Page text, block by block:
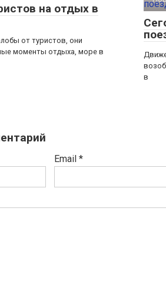
на отдых в
от туристов, они
моменты отдыха, море в
в
Email *